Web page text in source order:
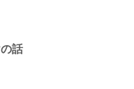
話